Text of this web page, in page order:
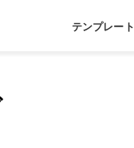
テンプレート